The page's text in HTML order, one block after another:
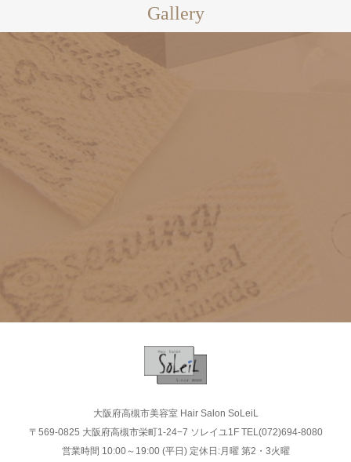
Gallery
大阪府高槻市美容室 Hair Salon SoLeiL
〒569-0825 大阪府高槻市栄町1-24−7 ソレイユ1F TEL(072)694-8080
営業時間 10:00～19:00 (平日) 定休日:月曜 第2・3火曜